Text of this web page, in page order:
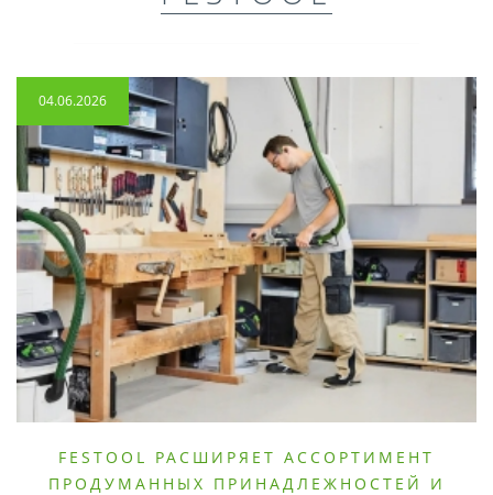
04.06.2026
FESTOOL РАСШИРЯЕТ АССОРТИМЕНТ
ПРОДУМАННЫХ ПРИНАДЛЕЖНОСТЕЙ И